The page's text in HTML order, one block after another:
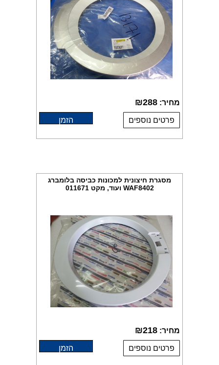
מחיר: ₪288
פרטים נוספים הזמן
מסגרת חיצונית למכונות כביסה בלומברג
WAF8402 ועוד, מקט 011671
מחיר: ₪218
פרטים נוספים הזמן